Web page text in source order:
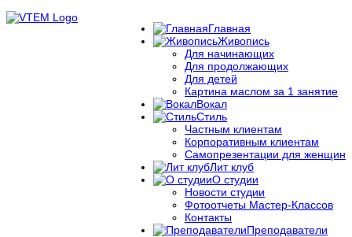
Главная
Живопись
Для начинающих
Для продолжающих
Для детей
Картина маслом за 1 занятие
Вокал
Стиль
Частным клиентам
Корпоративным клиентам
Самопрезентации для женщин
Лит клуб
О студии
Новости студии
Фотоотчеты Мастер-Классов
Контакты
Преподаватели